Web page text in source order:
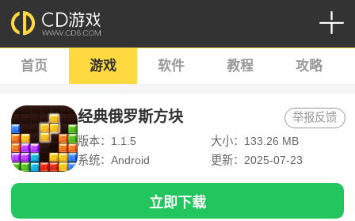
首页 游戏 软件 教程 攻略
经典俄罗斯方块
版本：1.1.5
大小：133.26 MB
系统：Android
更新：2025-07-23
举报反馈
立即下载